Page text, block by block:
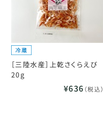
［三陸水産］上乾さくらえび
20g
¥636 （税込）